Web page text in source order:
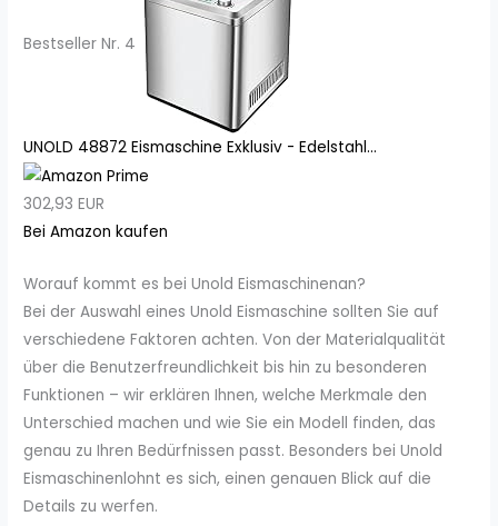
Bestseller Nr. 4
UNOLD 48872 Eismaschine Exklusiv - Edelstahl...
302,93 EUR
Bei Amazon kaufen
Worauf kommt es bei Unold Eismaschinenan?
Bei der Auswahl eines Unold Eismaschine sollten Sie auf
verschiedene Faktoren achten. Von der Materialqualität
über die Benutzerfreundlichkeit bis hin zu besonderen
Funktionen – wir erklären Ihnen, welche Merkmale den
Unterschied machen und wie Sie ein Modell finden, das
genau zu Ihren Bedürfnissen passt. Besonders bei Unold
Eismaschinenlohnt es sich, einen genauen Blick auf die
Details zu werfen.